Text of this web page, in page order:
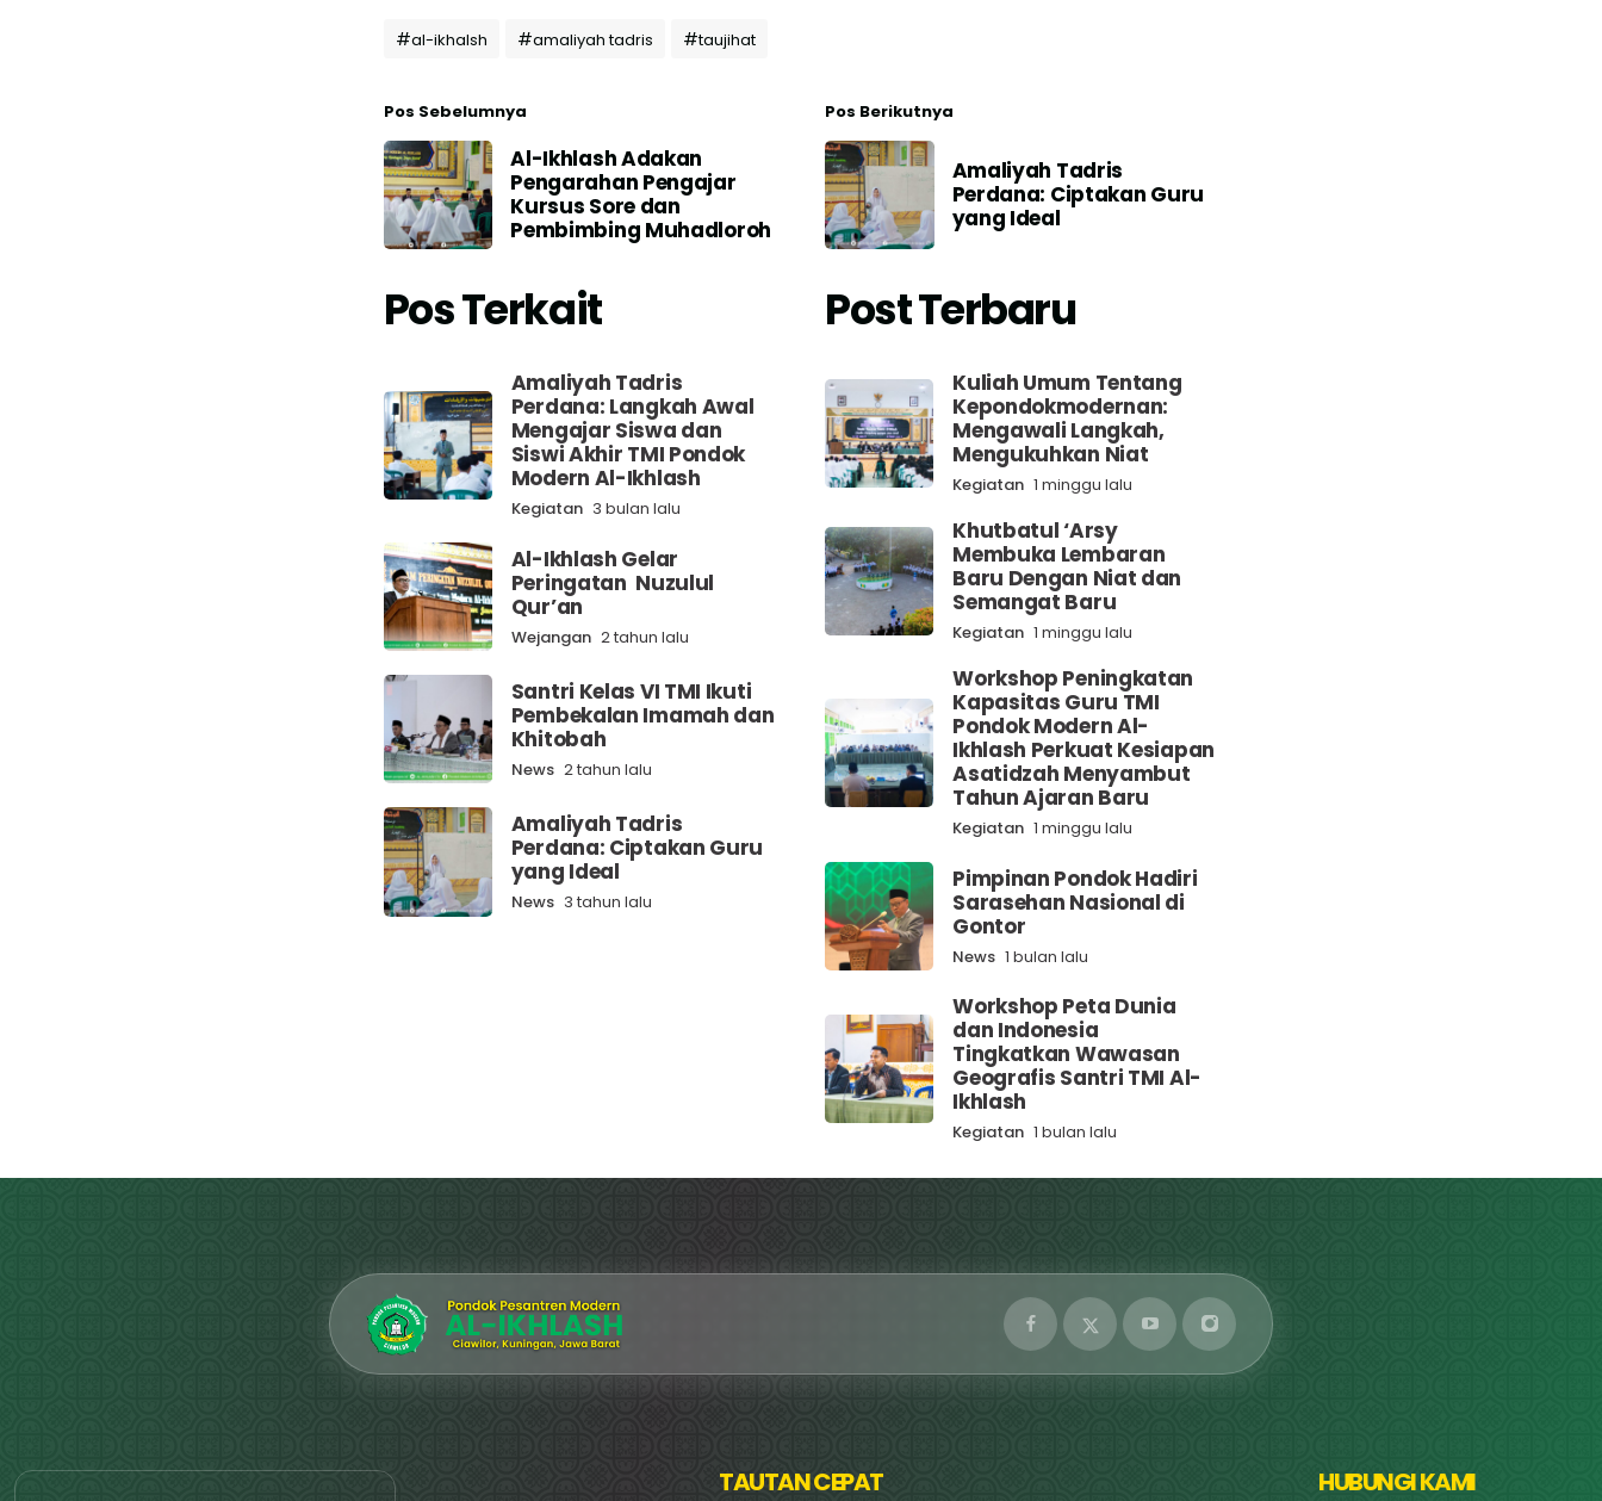
al-ikhalsh amaliyah tadris taujihat
Pos Sebelumnya
Al-Ikhlash Adakan
Pengarahan Pengajar
Kursus Sore dan
Pembimbing Muhadloroh
Pos Berikutnya
Amaliyah Tadris
Perdana: Ciptakan Guru
yang Ideal
Pos Terkait
Amaliyah Tadris
Perdana: Langkah Awal
Mengajar Siswa dan
Siswi Akhir TMI Pondok
Modern Al-Ikhlash
Kegiatan 3 bulan lalu
Al-Ikhlash Gelar
Peringatan Nuzulul
Qur’an
Wejangan 2 tahun lalu
Santri Kelas VI TMI Ikuti
Pembekalan Imamah dan
Khitobah
News 2 tahun lalu
Amaliyah Tadris
Perdana: Ciptakan Guru
yang Ideal
News 3 tahun lalu
Post Terbaru
Kuliah Umum Tentang
Kepondokmodernan:
Mengawali Langkah,
Mengukuhkan Niat
Kegiatan 1 minggu lalu
Khutbatul ‘Arsy
Membuka Lembaran
Baru Dengan Niat dan
Semangat Baru
Kegiatan 1 minggu lalu
Workshop Peningkatan
Kapasitas Guru TMI
Pondok Modern Al-
Ikhlash Perkuat Kesiapan
Asatidzah Menyambut
Tahun Ajaran Baru
Kegiatan 1 minggu lalu
Pimpinan Pondok Hadiri
Sarasehan Nasional di
Gontor
News 1 bulan lalu
Workshop Peta Dunia
dan Indonesia
Tingkatkan Wawasan
Geografis Santri TMI Al-
Ikhlash
Kegiatan 1 bulan lalu
TAUTAN CEPAT HUBUNGI KAMI